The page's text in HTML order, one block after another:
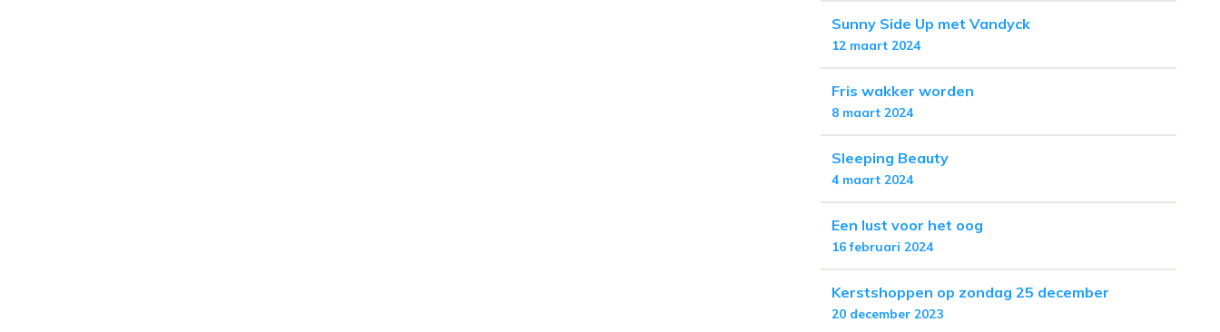
Sunny Side Up met Vandyck
12 maart 2024
Fris wakker worden
8 maart 2024
Sleeping Beauty
4 maart 2024
Een lust voor het oog
16 februari 2024
Kerstshoppen op zondag 25 december
20 december 2023